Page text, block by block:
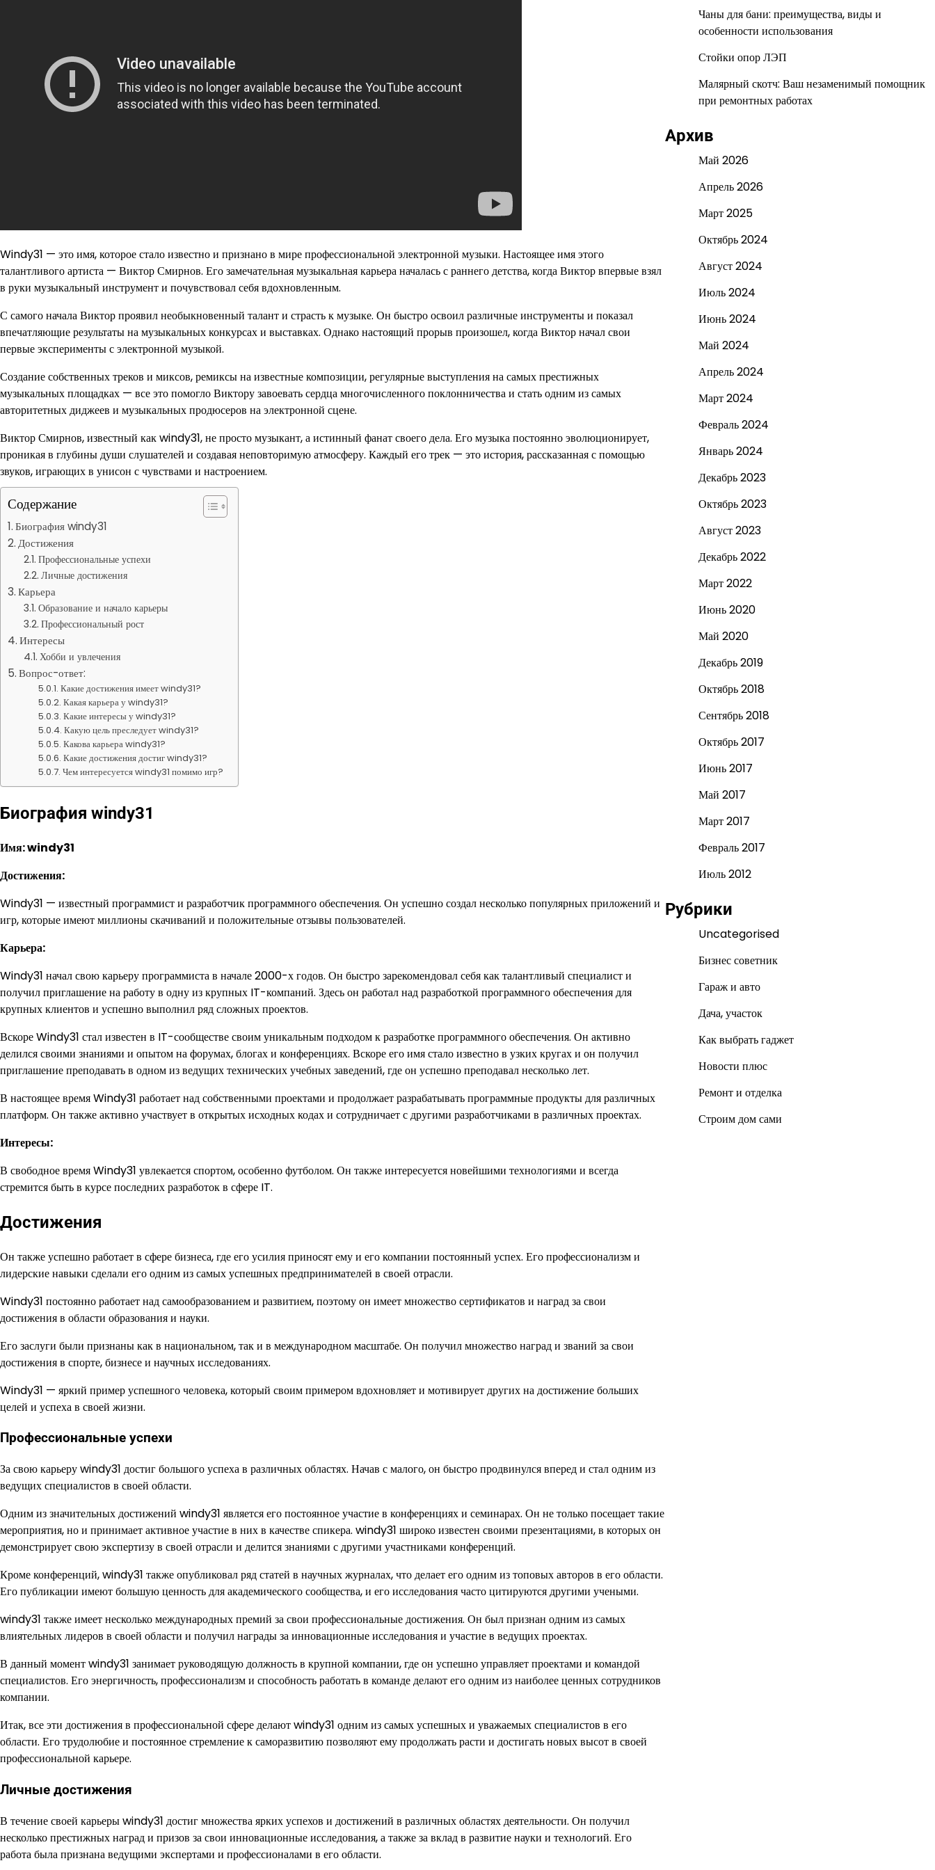
Windy31 — это имя, которое стало известно и признано в мире профессиональной электронной музыки. Настоящее имя этого
талантливого артиста — Виктор Смирнов. Его замечательная музыкальная карьера началась с раннего детства, когда Виктор впервые взял
в руки музыкальный инструмент и почувствовал себя вдохновленным.
С самого начала Виктор проявил необыкновенный талант и страсть к музыке. Он быстро освоил различные инструменты и показал
впечатляющие результаты на музыкальных конкурсах и выставках. Однако настоящий прорыв произошел, когда Виктор начал свои
первые эксперименты с электронной музыкой.
Создание собственных треков и миксов, ремиксы на известные композиции, регулярные выступления на самых престижных
музыкальных площадках — все это помогло Виктору завоевать сердца многочисленного поклонничества и стать одним из самых
авторитетных диджеев и музыкальных продюсеров на электронной сцене.
Виктор Смирнов, известный как windy31, не просто музыкант, а истинный фанат своего дела. Его музыка постоянно эволюционирует,
проникая в глубины души слушателей и создавая неповторимую атмосферу. Каждый его трек — это история, рассказанная с помощью
звуков, играющих в унисон с чувствами и настроением.
Содержание
Биография windy31
Достижения
Профессиональные успехи
Личные достижения
Карьера
Образование и начало карьеры
Профессиональный рост
Интересы
Хобби и увлечения
Вопрос-ответ:
Какие достижения имеет windy31?
Какая карьера у windy31?
Какие интересы у windy31?
Какую цель преследует windy31?
Какова карьера windy31?
Какие достижения достиг windy31?
Чем интересуется windy31 помимо игр?
Биография windy31
Имя: windy31
Достижения:
Windy31 — известный программист и разработчик программного обеспечения. Он успешно создал несколько популярных приложений и
игр, которые имеют миллионы скачиваний и положительные отзывы пользователей.
Карьера:
Windy31 начал свою карьеру программиста в начале 2000-х годов. Он быстро зарекомендовал себя как талантливый специалист и
получил приглашение на работу в одну из крупных IT-компаний. Здесь он работал над разработкой программного обеспечения для
крупных клиентов и успешно выполнил ряд сложных проектов.
Вскоре Windy31 стал известен в IT-сообществе своим уникальным подходом к разработке программного обеспечения. Он активно
делился своими знаниями и опытом на форумах, блогах и конференциях. Вскоре его имя стало известно в узких кругах и он получил
приглашение преподавать в одном из ведущих технических учебных заведений, где он успешно преподавал несколько лет.
В настоящее время Windy31 работает над собственными проектами и продолжает разрабатывать программные продукты для различных
платформ. Он также активно участвует в открытых исходных кодах и сотрудничает с другими разработчиками в различных проектах.
Интересы:
В свободное время Windy31 увлекается спортом, особенно футболом. Он также интересуется новейшими технологиями и всегда
стремится быть в курсе последних разработок в сфере IT.
Достижения
Он также успешно работает в сфере бизнеса, где его усилия приносят ему и его компании постоянный успех. Его профессионализм и
лидерские навыки сделали его одним из самых успешных предпринимателей в своей отрасли.
Windy31 постоянно работает над самообразованием и развитием, поэтому он имеет множество сертификатов и наград за свои
достижения в области образования и науки.
Его заслуги были признаны как в национальном, так и в международном масштабе. Он получил множество наград и званий за свои
достижения в спорте, бизнесе и научных исследованиях.
Windy31 — яркий пример успешного человека, который своим примером вдохновляет и мотивирует других на достижение больших
целей и успеха в своей жизни.
Профессиональные успехи
За свою карьеру windy31 достиг большого успеха в различных областях. Начав с малого, он быстро продвинулся вперед и стал одним из
ведущих специалистов в своей области.
Одним из значительных достижений windy31 является его постоянное участие в конференциях и семинарах. Он не только посещает такие
мероприятия, но и принимает активное участие в них в качестве спикера. windy31 широко известен своими презентациями, в которых он
демонстрирует свою экспертизу в своей отрасли и делится знаниями с другими участниками конференций.
Кроме конференций, windy31 также опубликовал ряд статей в научных журналах, что делает его одним из топовых авторов в его области.
Его публикации имеют большую ценность для академического сообщества, и его исследования часто цитируются другими учеными.
windy31 также имеет несколько международных премий за свои профессиональные достижения. Он был признан одним из самых
влиятельных лидеров в своей области и получил награды за инновационные исследования и участие в ведущих проектах.
В данный момент windy31 занимает руководящую должность в крупной компании, где он успешно управляет проектами и командой
специалистов. Его энергичность, профессионализм и способность работать в команде делают его одним из наиболее ценных сотрудников
компании.
Итак, все эти достижения в профессиональной сфере делают windy31 одним из самых успешных и уважаемых специалистов в его
области. Его трудолюбие и постоянное стремление к саморазвитию позволяют ему продолжать расти и достигать новых высот в своей
профессиональной карьере.
Личные достижения
В течение своей карьеры windy31 достиг множества ярких успехов и достижений в различных областях деятельности. Он получил
несколько престижных наград и призов за свои инновационные исследования, а также за вклад в развитие науки и технологий. Его
работа была признана ведущими экспертами и профессионалами в его области.
Чаны для бани: преимущества, виды и
особенности использования
Стойки опор ЛЭП
Малярный скотч: Ваш незаменимый помощник
при ремонтных работах
Архив
Май 2026
Апрель 2026
Март 2025
Октябрь 2024
Август 2024
Июль 2024
Июнь 2024
Май 2024
Апрель 2024
Март 2024
Февраль 2024
Январь 2024
Декабрь 2023
Октябрь 2023
Август 2023
Декабрь 2022
Март 2022
Июнь 2020
Май 2020
Декабрь 2019
Октябрь 2018
Сентябрь 2018
Октябрь 2017
Июнь 2017
Май 2017
Март 2017
Февраль 2017
Июль 2012
Рубрики
Uncategorised
Бизнес советник
Гараж и авто
Дача, участок
Как выбрать гаджет
Новости плюс
Ремонт и отделка
Строим дом сами